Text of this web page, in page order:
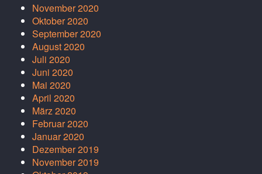
November 2020
Oktober 2020
September 2020
August 2020
Juli 2020
Juni 2020
Mai 2020
April 2020
März 2020
Februar 2020
Januar 2020
Dezember 2019
November 2019